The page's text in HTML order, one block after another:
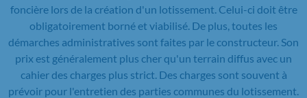
foncière lors de la création d'un lotissement. Celui-ci doit être
obligatoirement borné et viabilisé. De plus, toutes les
démarches administratives sont faites par le constructeur. Son
prix est généralement plus cher qu'un terrain diffus avec un
cahier des charges plus strict. Des charges sont souvent à
prévoir pour l'entretien des parties communes du lotissement.